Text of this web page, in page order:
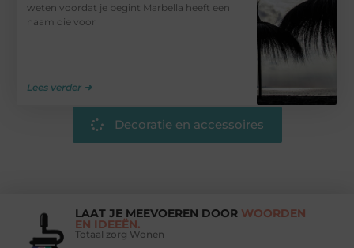
weten voordat je begint Marbella heeft een
naam die voor
Lees verder ➜
Decoratie en accessoires
LAAT JE MEEVOEREN DOOR WOORDEN
EN IDEEËN.
Totaal zorg Wonen